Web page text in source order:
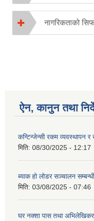
नागरिकताको
ऐन, कानुन तथा
कन्टिन्जेन्सी रकम व्यवस्थापन र
मिति: 08/30/2025 - 12:17
ब्याक हो लोडर सञ्चालन
मिति: 03/08/2025 - 07:46
घर नक्शा पास तथा